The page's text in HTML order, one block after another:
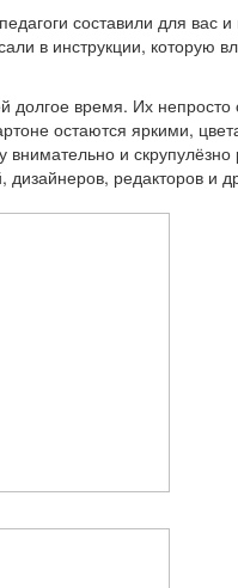
составили для вас
в инструкции, которую
время. Их
остаются яркими,
и
дизайнеров, редакторов и